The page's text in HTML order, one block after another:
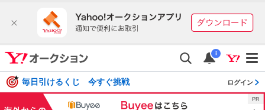
i
毎日引けるくじ 今すぐ挑戦 ログイン